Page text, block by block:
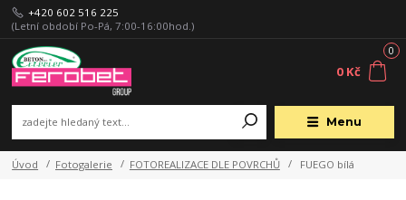
Menu
+420 602 516 225
(Letní období Po-Pá, 7:00-16:00hod.)
0
0 Kč
Úvod Fotogalerie FOTOREALIZACE DLE POVRCHŮ FUEGO bílá